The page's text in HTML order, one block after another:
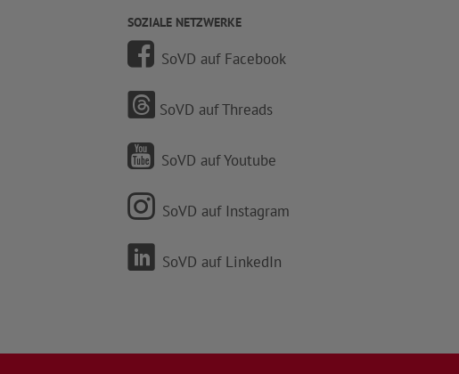
SOZIALE NETZWERKE
SoVD auf Facebook
SoVD auf Threads
SoVD auf Youtube
SoVD auf Instagram
SoVD auf LinkedIn